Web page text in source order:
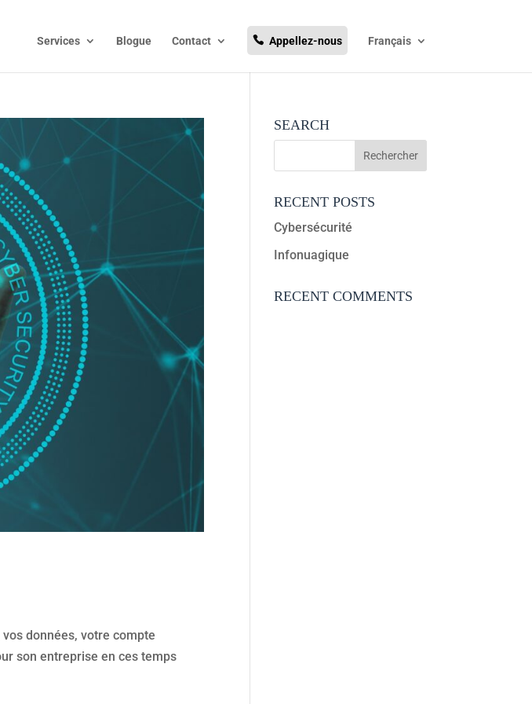
Services Blogue Contact Appellez-nous Français
données, votre compte
son entreprise en ces temps
SEARCH
RECENT POSTS
Cybersécurité
Infonuagique
RECENT COMMENTS